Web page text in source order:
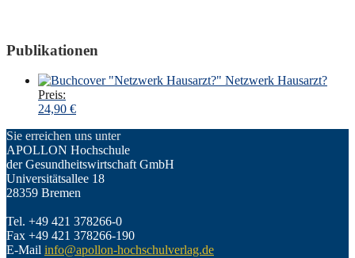
Publikationen
Netzwerk Hausarzt?
Preis:
24,90 €
Sie erreichen uns unter
APOLLON Hochschule
der Gesundheitswirtschaft GmbH
Universitätsallee 18
28359 Bremen
Tel. +49 421 378266-0
Fax +49 421 378266-190
E-Mail info@apollon-hochschulverlag.de